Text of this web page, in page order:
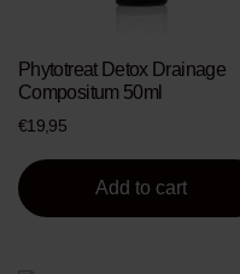
Phytotreat Detox Drainage
Compositum 50ml
€19,95
Add to cart